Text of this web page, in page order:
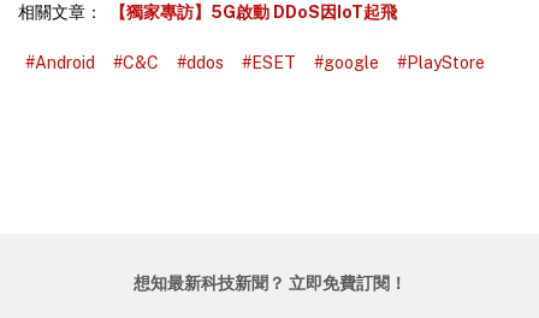
相關文章： 【獨家專訪】5G啟動 DDoS因IoT起飛
#Android #C&C #ddos #ESET #google #PlayStore
想知最新科技新聞？ 立即免費訂閱！